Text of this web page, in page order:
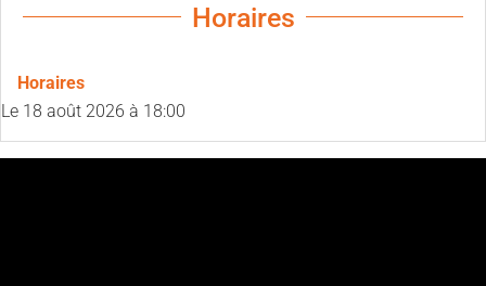
Horaires
Horaires
Le 18 août 2026 à 18:00